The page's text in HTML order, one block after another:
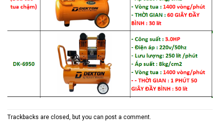
Trackbacks are closed, but you can post a comment